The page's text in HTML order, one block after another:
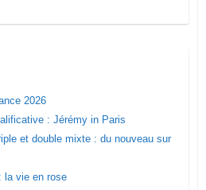
2026
: Jérémy in Paris
et double mixte : du nouveau sur
la vie en rose